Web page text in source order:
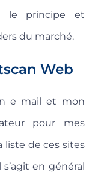
le principe et
du marché.
Web
e mail et mon
pour mes
liste de ces sites
en général